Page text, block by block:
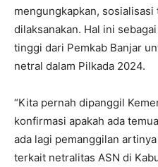
mengungkapkan,
dilaksanakan. Hal ini
tinggi dari Pemkab Banjar
netral dalam Pilkada 2024.
“Kita pernah dipanggil
konfirmasi apakah ada
ada lagi pemanggilan
terkait netralitas ASN di